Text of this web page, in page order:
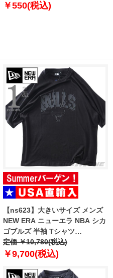
￥550(税込)
【ns623】大きいサイズ メンズ
NEW ERA ニューエラ NBA シカ
ゴブルズ 半袖 Tシャツ
CHICAGO BULLS NBA BLACK
OVERSIZED T-SHIRT USA直輸
定価 ￥10,780(税込)
￥9,700(税込)